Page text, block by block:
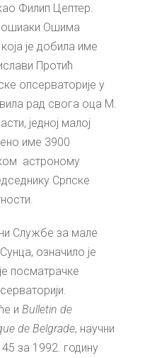
Филип Цептер.
Ошима
је добила име
Протић
опсерваторије у
рад свога оца М.
једној малој
име 3900
астроному
Српске
Службе за мале
означило је
посматрачке
и Bulletin de
de Belgrade, научни
за 1992. годину